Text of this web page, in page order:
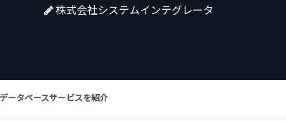
株式会社システムインテグレータ
ータベースサービスを紹介